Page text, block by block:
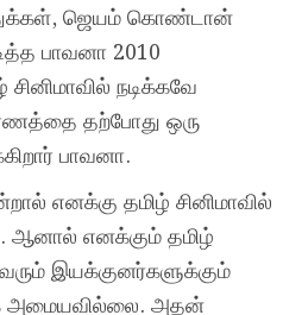
ஜெயம் கொண்டான்
பாவனா 2010
சினிமாவில் நடிக்கவே
தற்போது ஒரு
பாவனா.
எனக்கு தமிழ் சினிமாவில்
ஆனால் எனக்கும் தமிழ்
இயக்குனர்களுக்கும்
அமையவில்லை. அதன்